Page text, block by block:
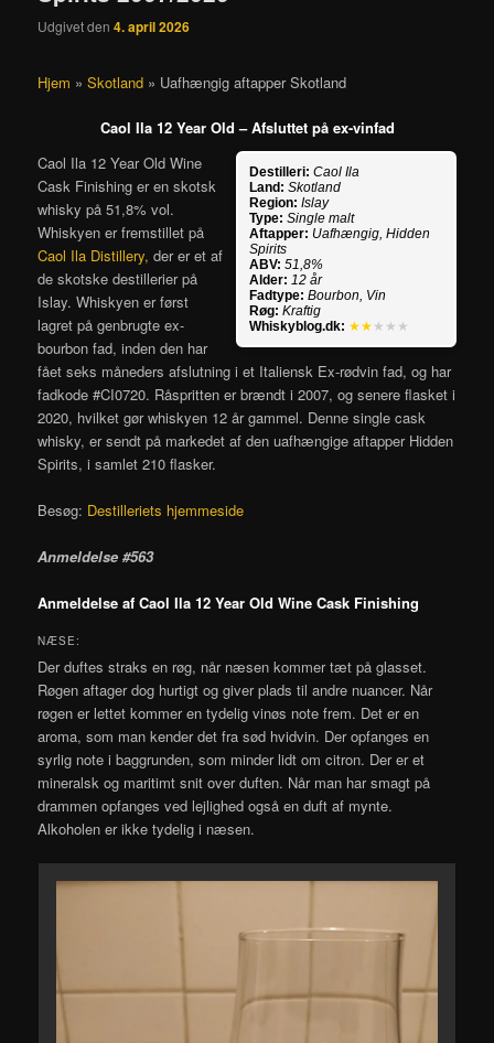
Udgivet den4. april 2026
Hjem »Skotland » Uafhængig aftapper Skotland
Caol Ila 12 Year Old – Afsluttet på ex-vinfad
Destilleri: Caol Ila
Land: Skotland
Region: Islay
Type: Single malt
Aftapper: Uafhængig, Hidden
Spirits
ABV: 51,8%
Alder: 12 år
Fadtype: Bourbon, Vin
Røg: Kraftig
Whiskyblog.dk: ★★ ★★★
Caol Ila 12 Year Old Wine
Cask Finishing er en skotsk
whisky på 51,8% vol.
Whiskyen er fremstillet på
Caol Ila Distillery, der er et af
de skotske destillerier på
Islay. Whiskyen er først
lagret på genbrugte ex-
bourbon fad, inden den har
fået seks måneders afslutning i et Italiensk Ex-rødvin fad, og har
fadkode #CI0720. Råspritten er brændt i 2007, og senere flasket i
2020, hvilket gør whiskyen 12 år gammel. Denne single cask
whisky, er sendt på markedet af den uafhængige aftapper Hidden
Spirits, i samlet 210 flasker.
Besøg: Destilleriets hjemmeside
Anmeldelse #563
Anmeldelse af Caol Ila 12 Year Old Wine Cask Finishing
NÆSE:
Der duftes straks en røg, når næsen kommer tæt på glasset.
Røgen aftager dog hurtigt og giver plads til andre nuancer. Når
røgen er lettet kommer en tydelig vinøs note frem. Det er en
aroma, som man kender det fra sød hvidvin. Der opfanges en
syrlig note i baggrunden, som minder lidt om citron. Der er et
mineralsk og maritimt snit over duften. Når man har smagt på
drammen opfanges ved lejlighed også en duft af mynte.
Alkoholen er ikke tydelig i næsen.